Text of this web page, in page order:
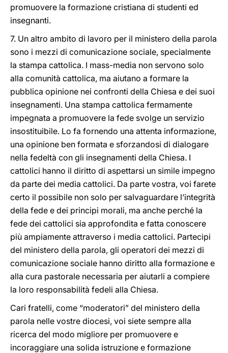
promuovere la formazione cristiana di studenti ed
insegnanti.
7. Un altro ambito di lavoro per il ministero della parola
sono i mezzi di comunicazione sociale, specialmente
la stampa cattolica. I mass-media non servono solo
alla comunità cattolica, ma aiutano a formare la
pubblica opinione nei confronti della Chiesa e dei suoi
insegnamenti. Una stampa cattolica fermamente
impegnata a promuovere la fede svolge un servizio
insostituibile. Lo fa fornendo una attenta informazione,
una opinione ben formata e sforzandosi di dialogare
nella fedeltà con gli insegnamenti della Chiesa. I
cattolici hanno il diritto di aspettarsi un simile impegno
da parte dei media cattolici. Da parte vostra, voi farete
certo il possibile non solo per salvaguardare l’integrità
della fede e dei principi morali, ma anche perché la
fede dei cattolici sia approfondita e fatta conoscere
più ampiamente attraverso i media cattolici. Partecipi
del ministero della parola, gli operatori dei mezzi di
comunicazione sociale hanno diritto alla formazione e
alla cura pastorale necessaria per aiutarli a compiere
la loro responsabilità fedeli alla Chiesa.
Cari fratelli, come “moderatori” del ministero della
parola nelle vostre diocesi, voi siete sempre alla
ricerca del modo migliore per promuovere e
incoraggiare una solida istruzione e formazione